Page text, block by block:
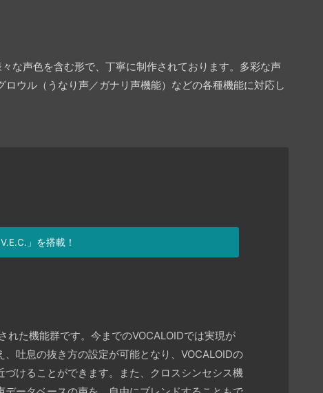
な声色を含む形で、丁寧に制作されております。多彩な声
ウル（うなり声／ガナリ声機能）などの各種機能に対応し
」を搭載！
れた機能群です。今までのVOCALOIDでは実現が
吐息の抜き方の設定が可能となり、VOCALOIDの
けることができます。また、クロスシンセシス機